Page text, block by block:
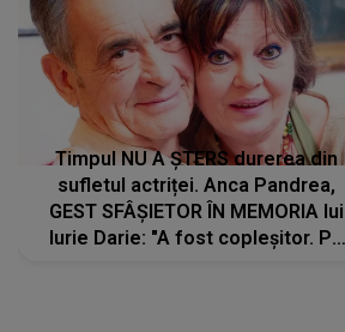
Timpul NU A ȘTERS durerea din
sufletul actriței. Anca Pandrea,
GEST SFÂȘIETOR ÎN MEMORIA lui
Iurie Darie: "A fost copleșitor. Pe